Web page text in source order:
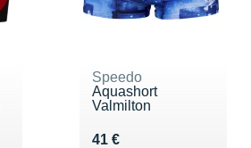
Speedo
Aquashort
Valmilton
41 €
Vendu 41 €